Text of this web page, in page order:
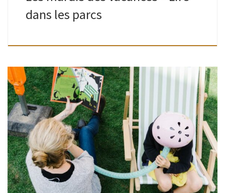
dans les parcs
Grands comme petits | Place Joseph Wauters | 16h30-
18hAnimé par les bibliothécaires Des histoires, des histoires
et encore des histoires ! Y en a des drôles, y en a des […]